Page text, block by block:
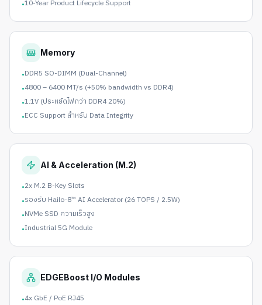
•10-Year Product Lifecycle Support
Memory
•DDR5 SO-DIMM (Dual-Channel)
•4800 – 6400 MT/s (+50% bandwidth vs DDR4)
•1.1V (ประหยัดไฟกว่า DDR4 20%)
•ECC Support สำหรับ Data Integrity
AI & Acceleration (M.2)
•2x M.2 B-Key Slots
•รองรับ Hailo-8™ AI Accelerator (26 TOPS / 2.5W)
•NVMe SSD ความเร็วสูง
•Industrial 5G Module
EDGEBoost I/O Modules
•4x GbE / PoE RJ45